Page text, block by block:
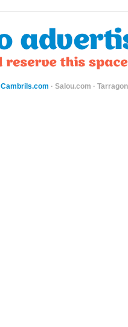
Cambrils.com · Salou.com ·